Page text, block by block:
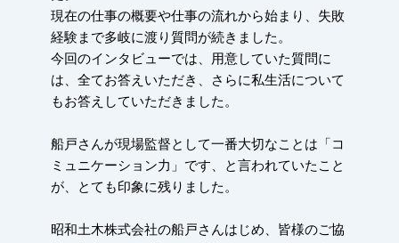
現在の仕事の概要や仕事の流れから始まり、失敗
経験まで多岐に渡り質問が続きました。
今回のインタビューでは、用意していた質問に
は、全てお答えいただき、さらに私生活について
もお答えしていただきました。
船戸さんが現場監督として一番大切なことは「コ
ミュニケーション力」です、と言われていたこと
が、とても印象に残りました。
昭和土木株式会社の船戸さんはじめ、皆様のご協